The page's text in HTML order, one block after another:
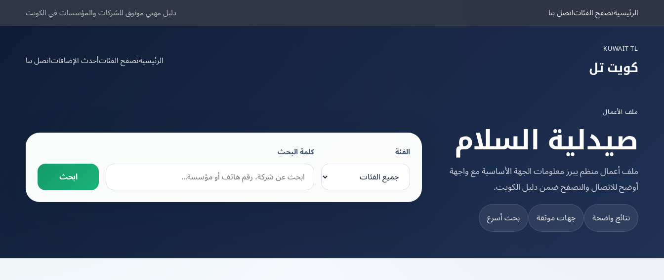
الرئيسيةتصفح الفئاتاتصل بنا دليل مهني موثوق للشركات والمؤسسات في الكويت
KUWAIT TL
كويت تل
الرئيسيةتصفح الفئاتأحدث الإضافاتاتصل بنا
ملف الأعمال
صيدلية السلام
ملف أعمال منظم يبرز معلومات الجهة الأساسية مع واجهة
أوضح للاتصال والتصفح ضمن دليل الكويت.
نتائج واضحة جهات موثقة بحث أسرع
الفئة كلمة البحث
ابحث